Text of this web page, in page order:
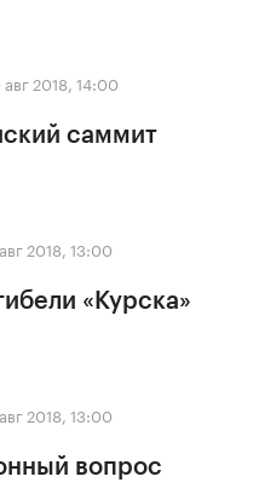
2018, 14:00
саммит
2018, 13:00
«Курска»
2018, 13:00
вопрос